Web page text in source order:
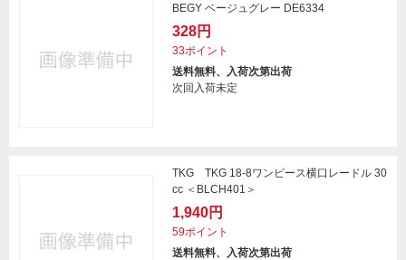
BEGY ベージュグレー DE6334
328円
33ポイント
送料無料、入荷次第出荷
次回入荷未定
TKG TKG 18-8ワンピース横口レードル 30
cc ＜BLCH401＞
1,940円
59ポイント
送料無料、入荷次第出荷